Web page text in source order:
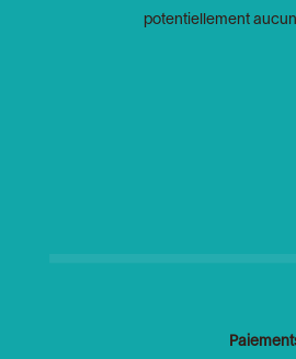
potentiellement